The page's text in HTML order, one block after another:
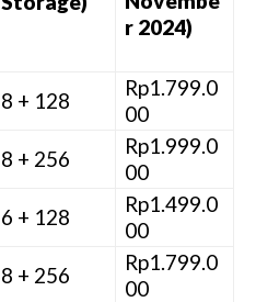
r 2024)
8 + 128
Rp1.799.0
00
8 + 256
Rp1.999.0
00
6 + 128
Rp1.499.0
00
8 + 256
Rp1.799.0
00